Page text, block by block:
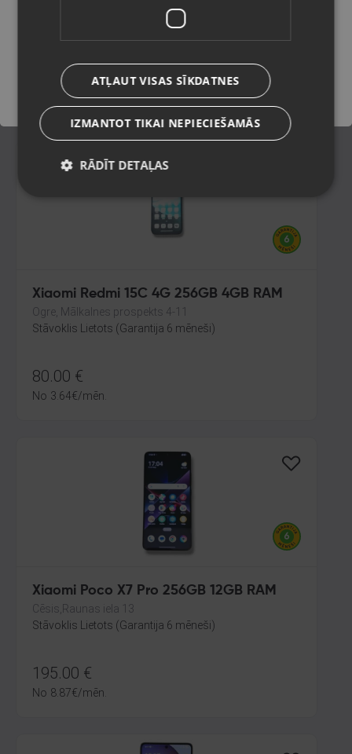
Stāvoklis Lietots (Garantija 6 mēneši)
155.00 €
7.05€/mēn.
Xiaomi Redmi 15C 4G 256GB 4GB RAM
Ogre, Mālkalnes prospekts 4-11
Stāvoklis Lietots (Garantija 6 mēneši)
80.00 €
No 3.64€/mēn.
Xiaomi Poco X7 Pro 256GB 12GB RAM
Cēsis,Raunas iela 13
Stāvoklis Lietots (Garantija 6 mēneši)
195.00 €
No 8.87€/mēn.
Saglabāt
ATĻAUT VISAS SĪKDATNES
IZMANTOT TIKAI NEPIECIEŠAMĀS
RĀDĪT DETAĻAS